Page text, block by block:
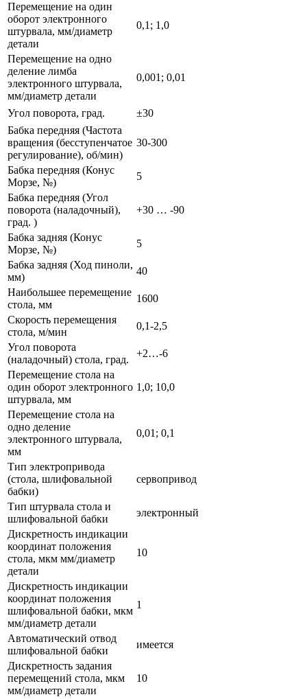
Перемещение на один
оборот электронного
штурвала, мм/диаметр
детали
0,1; 1,0
Перемещение на одно
деление лимба
электронного штурвала,
мм/диаметр детали
0,001; 0,01
Угол поворота, град.
±30
Бабка передняя (Частота
вращения (бесступенчатое
регулирование), об/мин)
30-300
Бабка передняя (Конус
Морзе, №)
5
Бабка передняя (Угол
поворота (наладочный),
град. )
+30 … -90
Бабка задняя (Конус
Морзе, №)
5
Бабка задняя (Ход пиноли,
мм)
40
Наибольшее перемещение
стола, мм
1600
Скорость перемещения
стола, м/мин
0,1-2,5
Угол поворота
(наладочный) стола, град.
+2…-6
Перемещение стола на
один оборот электронного
штурвала, мм
1,0; 10,0
Перемещение стола на
одно деление
электронного штурвала,
мм
0,01; 0,1
Тип электропривода
(стола, шлифовальной
бабки)
сервопривод
Тип штурвала стола и
шлифовальной бабки
электронный
Дискретность индикации
координат положения
стола, мкм мм/диаметр
детали
10
Дискретность индикации
координат положения
шлифовальной бабки, мкм
мм/диаметр детали
1
Автоматический отвод
шлифовальной бабки
имеется
Дискретность задания
перемещений стола, мкм
мм/диаметр детали
10